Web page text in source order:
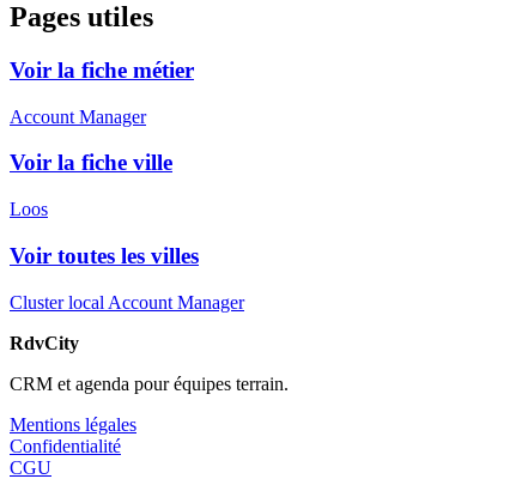
Pages utiles
Voir la fiche métier
Account Manager
Voir la fiche ville
Loos
Voir toutes les villes
Cluster local Account Manager
RdvCity
CRM et agenda pour équipes terrain.
Mentions légales
Confidentialité
CGU